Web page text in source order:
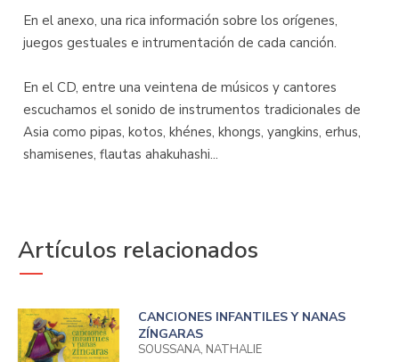
En el anexo, una rica información sobre los orígenes,
juegos gestuales e intrumentación de cada canción.
En el CD, entre una veintena de músicos y cantores
escuchamos el sonido de instrumentos tradicionales de
Asia como pipas, kotos, khénes, khongs, yangkins, erhus,
shamisenes, flautas ahakuhashi...
Artículos relacionados
CANCIONES INFANTILES Y NANAS
ZÍNGARAS
SOUSSANA, NATHALIE